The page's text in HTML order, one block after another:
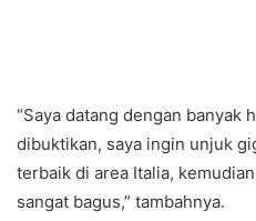
“Saya datang dengan banyak
dibuktikan, saya ingin unjuk
terbaik di area Italia,
sangat bagus,” tambahnya.